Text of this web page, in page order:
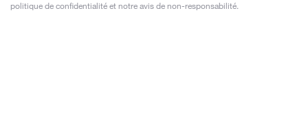
politique de confidentialité et notre avis de non-responsabilité.